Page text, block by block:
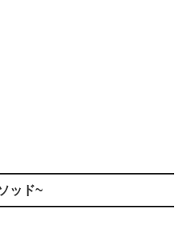
ッド~